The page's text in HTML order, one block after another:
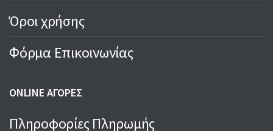
Όροι χρήσης
Φόρμα Επικοινωνίας
ONLINE ΑΓΟΡΕΣ
Πληροφορίες Πληρωμής